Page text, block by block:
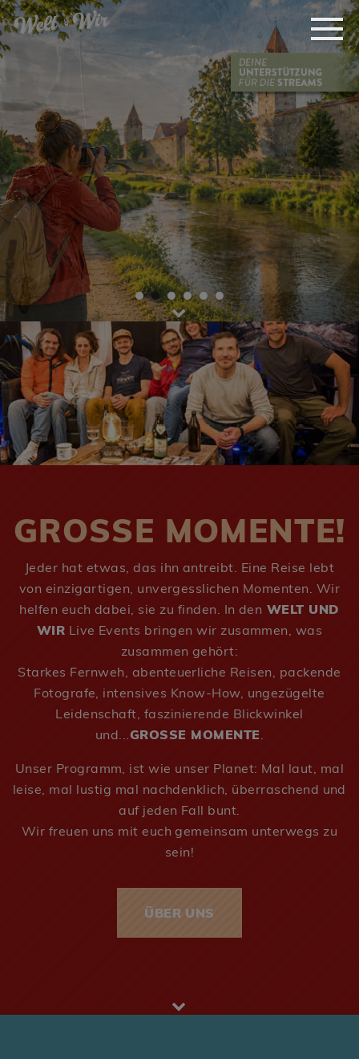
Persönliches Coaching &
Bildbesprechung
FOTOPRAXIS
INTENSIV
Der Praxis-Workshop 2027!
GROSSE MOMENTE!
Jeder hat etwas, das ihn antreibt. Eine Reise lebt
von einzigartigen, unvergesslichen Momenten. Wir
helfen euch dabei, sie zu finden. In den WELT UND
WIR Live Events bringen wir zusammen, was
zusammen gehört:
Starkes Fernweh, abenteuerliche Reisen, packende
Fotografe, intensives Know-How, ungezügelte
Leidenschaft, faszinierende Blickwinkel
und...GROSSE MOMENTE.
Unser Programm, ist wie unser Planet: Mal laut, mal
leise, mal lustig mal nachdenklich, überraschend und
auf jeden Fall bunt.
Wir freuen uns mit euch gemeinsam unterwegs zu
sein!
ÜBER UNS